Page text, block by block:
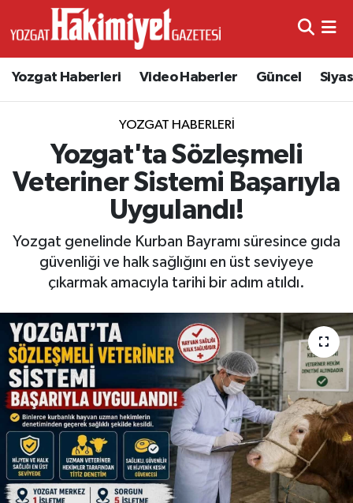
Yozgat Haberleri Video Haberler Güncel
YOZGAT HABERLERI
Yozgat'ta Sözleşmeli
Veteriner Sistemi Başarıyla
Uygulandı!
Yozgat genelinde Kurban Bayramı süresince gıda
güvenliği ve halk sağlığını en üst seviyeye
çıkarmak amacıyla tarihi bir adım atıldı.